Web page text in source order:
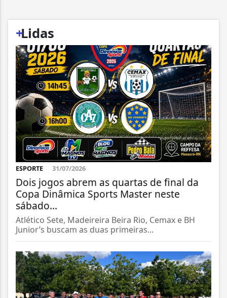
+
Lidas
ESPORTE 31/07/2026
Dois jogos abrem as quartas de final da
Copa Dinâmica Sports Master neste
sábado...
Atlético Sete, Madeireira Beira Rio, Cemax e BH
Junior’s buscam as duas primeiras...